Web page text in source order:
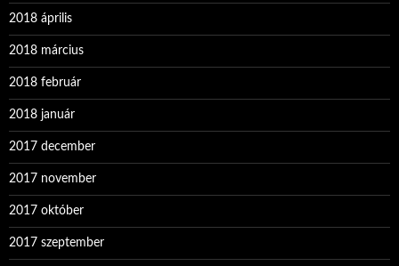
2018 április
2018 március
2018 február
2018 január
2017 december
2017 november
2017 október
2017 szeptember